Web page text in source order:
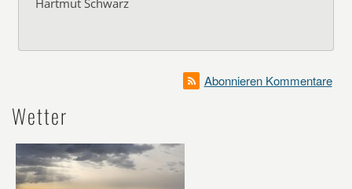
Hartmut Schwarz
Abonnieren Kommentare
Wetter